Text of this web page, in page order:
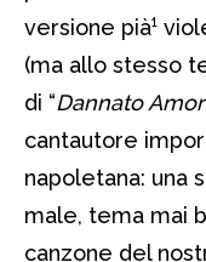
versione pià¹
(ma allo stesso
di “Dannato
cantautore
napoletana: una
male, tema mai
canzone del